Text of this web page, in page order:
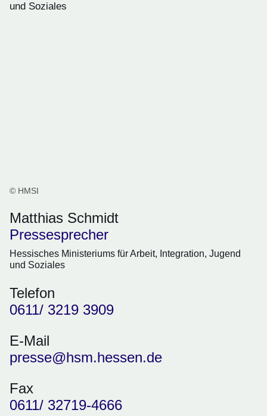
und Soziales
© HMSI
Matthias Schmidt
Pressesprecher
Hessisches Ministeriums für Arbeit, Integration, Jugend
und Soziales
Telefon
0611/ 3219 3909
E-Mail
presse@hsm.hessen.de
Fax
0611/ 32719-4666